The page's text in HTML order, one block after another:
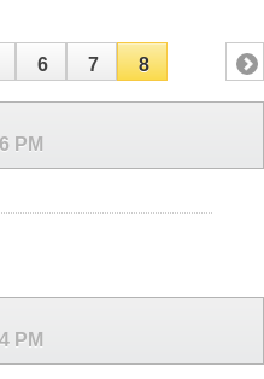
6 7 8
PM
PM